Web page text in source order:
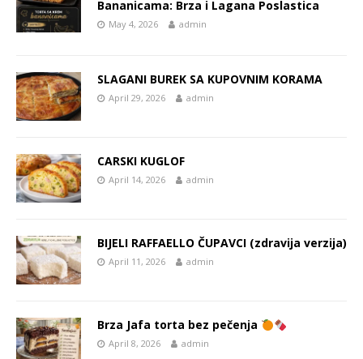
Bananicama: Brza i Lagana Poslastica
May 4, 2026 admin
SLAGANI BUREK SA KUPOVNIM KORAMA
April 29, 2026 admin
CARSKI KUGLOF
April 14, 2026 admin
BIJELI RAFFAELLO ČUPAVCI (zdravija verzija)
April 11, 2026 admin
Brza Jafa torta bez pečenja
April 8, 2026 admin